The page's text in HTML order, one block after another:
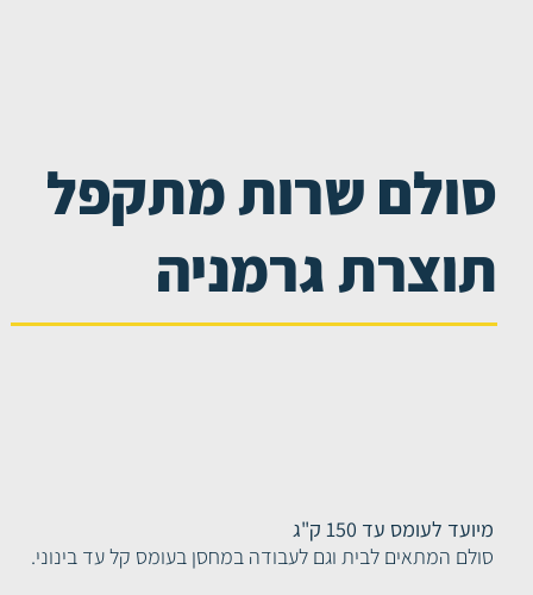
מיועד לעומס עד 150 ק"ג
סולם המתאים לבית וגם לעבודה במחסן בעומס קל עד בינוני.
סולם שרות מתקפל
תוצרת גרמניה
סולם שירות
סולם לעבודות קלות - יבוא - יבוא